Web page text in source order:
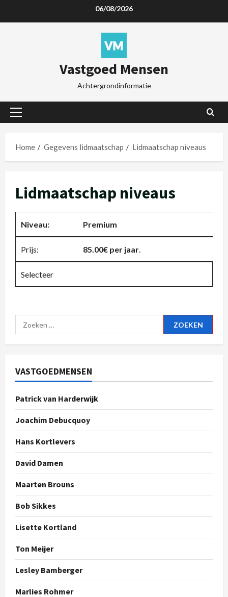
06/08/2026
Vastgoed Mensen
Achtergrondinformatie
Home Gegevens lidmaatschap Lidmaatschap niveaus
Lidmaatschap niveaus
Premium
85.00€ per jaar.
Selecteer
VASTGOEDMENSEN
Patrick van Harderwijk
Joachim Debucquoy
Hans Kortlevers
David Damen
Maarten Brouns
Bob Sikkes
Lisette Kortland
Ton Meijer
Lesley Bamberger
Marlies Rohmer